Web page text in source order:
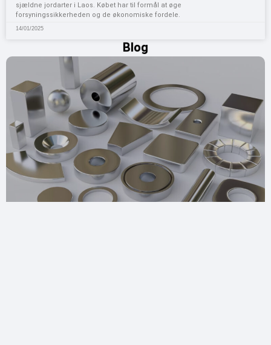
sjældne jordarter i Laos. Købet har til formål at øge
forsyningssikkerheden og de økonomiske fordele.
14/01/2025
Blog